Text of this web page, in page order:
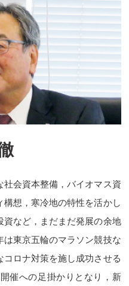
会資本整備，バイオマス資
想，寒冷地の特性を活かし
資など，まだまだ発展の余地
東京五輪のマラソン競技な
ロナ対策を施し成功させる
催への足掛かりとなり，新